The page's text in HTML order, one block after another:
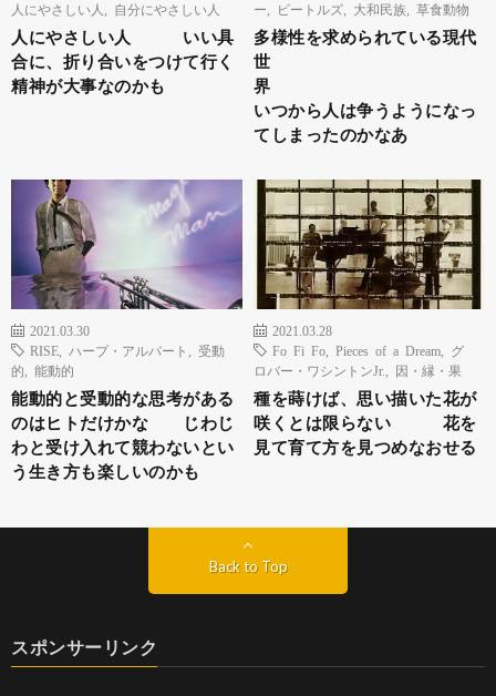
人にやさしい人
自分にやさしい人
人にやさしい人 いい具
合に、折り合いをつけて行く
精神が大事なのかも
ー
ビートルズ 大和民族 草食動物
多様性を求められている現代
世
界
いつから人は争うようになっ
てしまったのかなあ
2021.03.30
RISE
ハープ・アルバート
受動
的
能動的
能動的と受動的な思考がある
のはヒトだけかな じわじ
わと受け入れて競わないとい
う生き方も楽しいのかも
2021.03.28
Fo Fi Fo
Pieces of a Dream
グ
ロバー・ワシントンJr.
因・縁・果
種を蒔けば、思い描いた花が
咲くとは限らない 花を
見て育て方を見つめなおせる
Back to Top
スポンサーリンク